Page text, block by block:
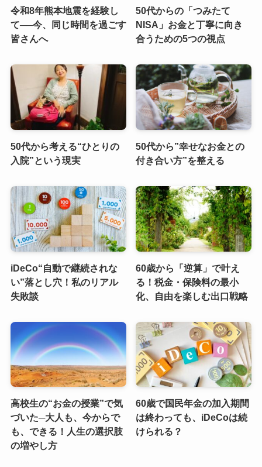
令和8年熊本地震を経験し
て──今、同じ時間を過ごす
皆さんへ
50代からの「つみたて
NISA」お金と丁寧に向き
合うための5つの視点
50代から考える“ひとりの
入院”という現実
50代から”幸せなお金との
付き合い方”を整える
iDeCo“自動で継続されな
い”落とし穴！私のリアル
失敗談
60歳から「逆算」で叶え
る！税金・保険料の最小
化、自由を楽しむ出口戦略
高校生の“お金の授業”で気
づいた─大人も、今からで
も、できる！人生の選択肢
の増やし方
60歳で国民年金の加入期間
は終わっても、iDeCoは続
けられる？